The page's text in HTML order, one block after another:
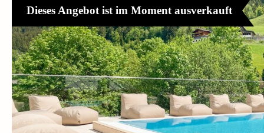
Dieses Angebot ist im Moment ausverkauft